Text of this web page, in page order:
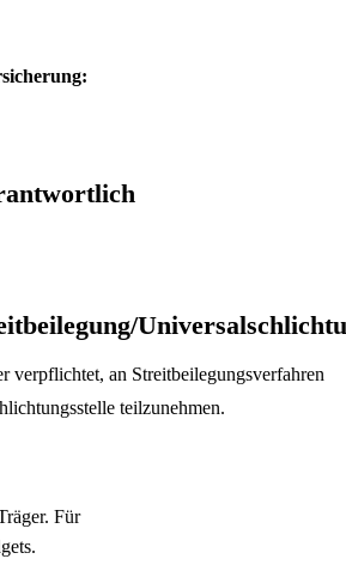
verpflichtet, an Streitbeilegungsverfahren
teilzunehmen.
Für